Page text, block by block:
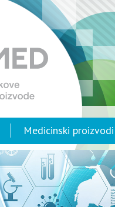
Medicinski proizvodi